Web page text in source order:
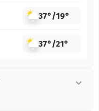
37°/19°
37°/21°